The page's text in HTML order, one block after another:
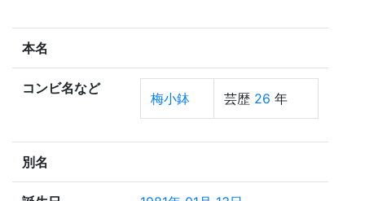
本名
コンビ名など
梅小鉢 芸歴 26 年
別名